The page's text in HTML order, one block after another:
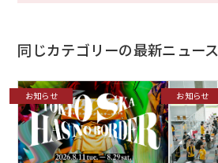
同じカテゴリーの最新ニュース
お知らせ お知らせ